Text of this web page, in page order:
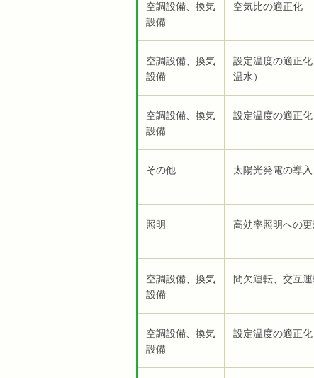
空調設備、換気
設備
空気比の適正化
空調設備、換気
設備
設定温度の適正
温水）
空調設備、換気
設備
設定温度の適正化
その他 太陽光発電の導入
照明 高効率照明への
空調設備、換気
設備
間欠運転、交互
空調設備、換気
設備
設定温度の適正化